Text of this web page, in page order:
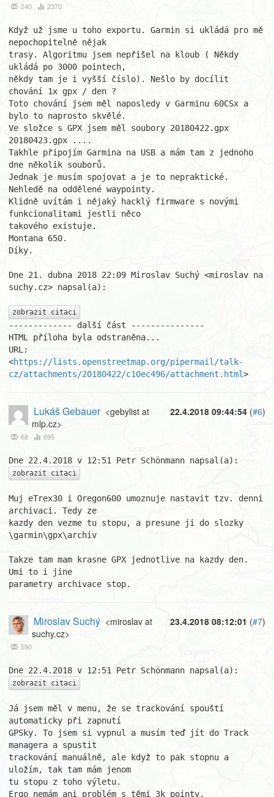
240 2370
Když už jsme u toho exportu. Garmin si ukládá pro mě
nepochopitelně nějak
trasy. Algoritmu jsem nepřišel na kloub ( Někdy
ukládá po 3000 pointech,
někdy tam je i vyšší číslo). Nešlo by docílit
chování 1x gpx / den ?
Toto chování jsem měl naposledy v Garminu 60CSx a
bylo to naprosto skvělé.
Ve složce s GPX jsem měl soubory 20180422.gpx
20180423.gpx ....
Takhle připojím Garmina na USB a mám tam z jednoho
dne několik souborů.
Jednak je musím spojovat a je to nepraktické.
Nehledě na oddělené waypointy.
Klidně uvítám i nějaký hacklý firmware s novými
funkcionalitami jestli něco
takového existuje.
Montana 650.
Díky.
Dne 21. dubna 2018 22:09 Miroslav Suchý <miroslav na
suchy.cz> napsal(a):
zobrazit citaci
------------- další část ---------------
HTML příloha byla odstraněna...
URL:
<https://lists.openstreetmap.org/pipermail/talk-
cz/attachments/20180422/c10ec496/attachment.html>
22.4.2018 09:44:54 (#6)
Lukáš Gebauer <gebylist at
mlp.cz>
68 695
zobrazit citaci
Muj eTrex30 i Oregon600 umoznuje nastavit tzv. denni
archivaci. Tedy ze
kazdy den vezme tu stopu, a presune ji do slozky
\garmin\gpx\archiv
Takze tam mam krasne GPX jednotlive na kazdy den.
Umi to i jine
parametry archivace stop.
23.4.2018 08:12:01 (#7)
Miroslav Suchý <miroslav at
suchy.cz>
590
zobrazit citaci
Já jsem měl v menu, že se trackování spouští
automaticky při zapnutí
GPSky. To jsem si vypnul a musím teď jít do Track
managera a spustit
trackování manuálně, ale když to pak stopnu a
uložím, tak tam mám jenom
tu stopu z toho výletu.
Ergo nemám ani problém s těmi 3k pointy.